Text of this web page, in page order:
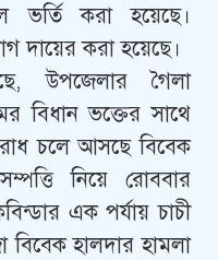
ভর্তি করা হয়েছে।
দায়ের করা হয়েছে।
উপজেলার গৈলা
বিধান ভক্তের সাথে
চলে আসছে বিবেক
নিয়ে রোববার
এক পর্যায় চাচী
বিবেক হালদার হামলা